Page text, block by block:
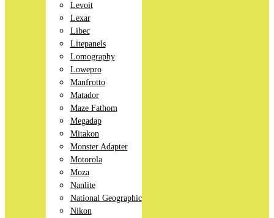
Levoit
Lexar
Libec
Litepanels
Lomography
Lowepro
Manfrotto
Matador
Maze Fathom
Megadap
Mitakon
Monster Adapter
Motorola
Moza
Nanlite
National Geographic
Nikon